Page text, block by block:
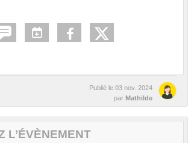
Publié le 03 nov. 2024
par Mathilde
L’ÉVÈNEMENT